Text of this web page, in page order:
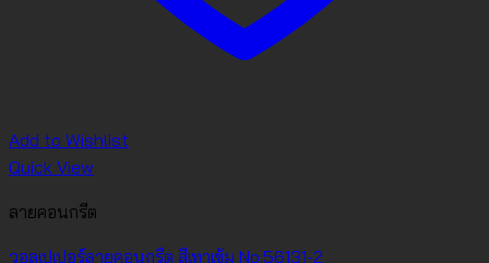
Add to Wishlist
Quick View
ลายคอนกรีต
วอลเปเปอร์ลายคอนกรีต สีเทาเข้ม No.56131-2